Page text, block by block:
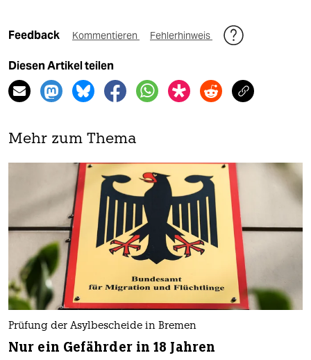
Feedback Kommentieren Fehlerhinweis
Diesen Artikel teilen
Mehr zum Thema
Prüfung der Asylbescheide in Bremen
Nur ein Gefährder in 18 Jahren